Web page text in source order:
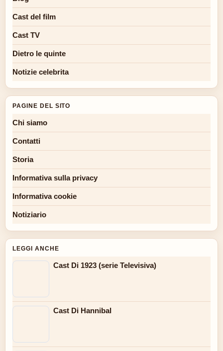
Cast del film
Cast TV
Dietro le quinte
Notizie celebrita
PAGINE DEL SITO
Chi siamo
Contatti
Storia
Informativa sulla privacy
Informativa cookie
Notiziario
LEGGI ANCHE
Cast Di 1923 (serie Televisiva)
Cast Di Hannibal